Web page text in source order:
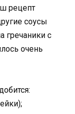
рецепт
соусы
гречаники с
очень